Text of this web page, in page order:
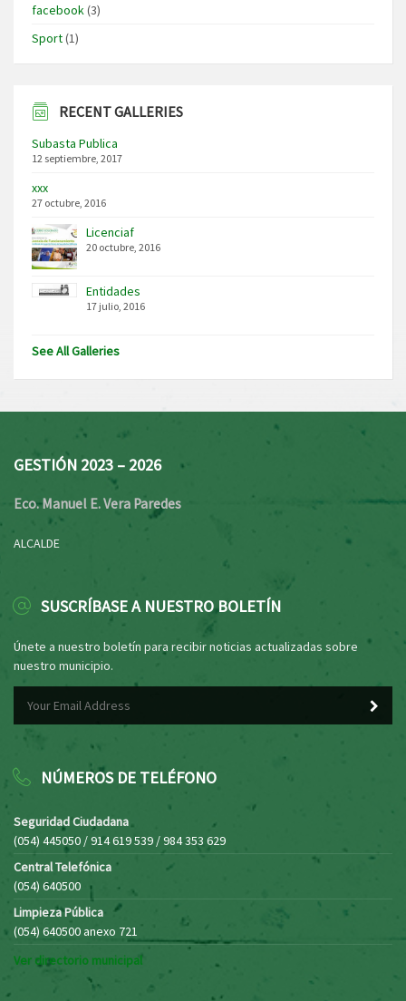
facebook(3)
Sport(1)
RECENT GALLERIES
Subasta Publica
12 septiembre, 2017
xxx
27 octubre, 2016
Licenciaf
20 octubre, 2016
Entidades
17 julio, 2016
See All Galleries
GESTIÓN 2023 – 2026
Eco. Manuel E. Vera Paredes
ALCALDE
SUSCRÍBASE A NUESTRO BOLETÍN
Únete a nuestro boletín para recibir noticias actualizadas sobre
nuestro municipio.
NÚMEROS DE TELÉFONO
Seguridad Ciudadana
(054) 445050 / 914 619 539 / 984 353 629
Central Telefónica
(054) 640500
Limpieza Pública
(054) 640500 anexo 721
Ver directorio municipal